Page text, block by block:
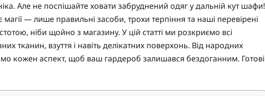
Але не поспішайте ховати забруднений одяг у дальній кут шафи!
— лише правильні засоби, трохи терпіння та наші перевірені
ніби щойно з магазину. У цій статті ми розкриємо всі
тканин, взуття і навіть делікатних поверхонь. Від народних
кожен аспект, щоб ваш гардероб залишався бездоганним. Готові